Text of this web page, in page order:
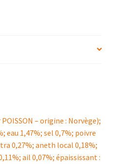
– origine : Norvège);
eau 1,47%; sel 0,7%; poivre
0,27%; aneth local 0,18%;
ail 0,07%; épaississant :